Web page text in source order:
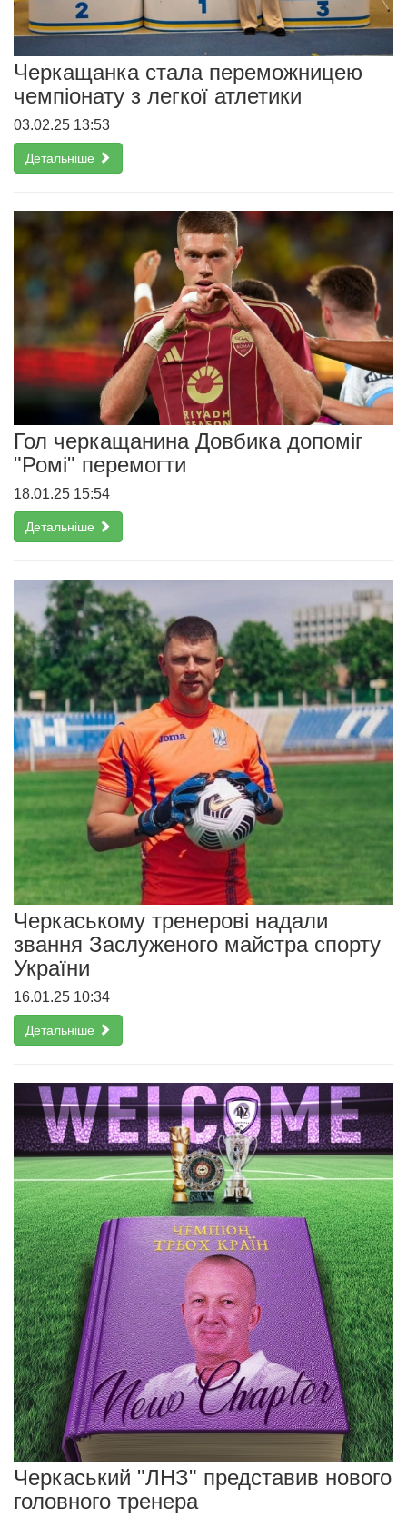
Черкащанка стала переможницею
чемпіонату з легкої атлетики
03.02.25 13:53
Детальніше
Гол черкащанина Довбика допоміг
"Ромі" перемогти
18.01.25 15:54
Детальніше
Черкаському тренерові надали
звання Заслуженого майстра спорту
України
16.01.25 10:34
Детальніше
Черкаський "ЛНЗ" представив нового
головного тренера